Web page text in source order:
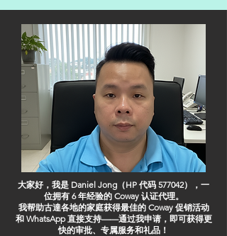
大家好，我是 Daniel Jong（HP 代码 577042），一
位拥有 6 年经验的 Coway 认证代理。
我帮助古達各地的家庭获得最佳的 Coway 促销活动
和 WhatsApp 直接支持——通过我申请，即可获得更
快的审批、专属服务和礼品！